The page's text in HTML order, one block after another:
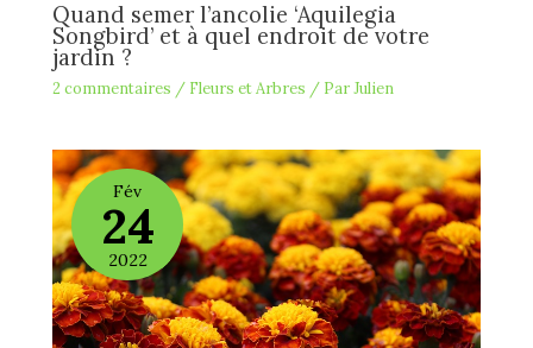
Quand semer l’ancolie ‘Aquilegia
Songbird’ et à quel endroit de votre
jardin ?
2 commentaires / Fleurs et Arbres / ParJulien
Fév
24
2022